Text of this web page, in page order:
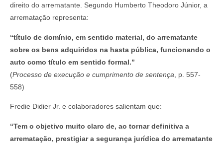
direito do arrematante. Segundo Humberto Theodoro Júnior, a
arrematação representa:
“título de domínio, em sentido material, do arrematante
sobre os bens adquiridos na hasta pública, funcionando o
auto como título em sentido formal.”
(Processo de execução e cumprimento de sentença , p. 557-
558)
Fredie Didier Jr. e colaboradores salientam que:
“Tem o objetivo muito claro de, ao tornar definitiva a
arrematação, prestigiar a segurança jurídica do arrematante